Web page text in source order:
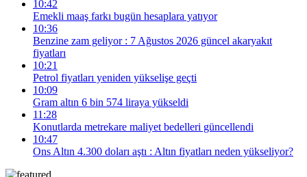
10:42
Emekli maaş farkı bugün hesaplara yatıyor
10:36
Benzine zam geliyor : 7 Ağustos 2026 güncel akaryakıt
fiyatları
10:21
Petrol fiyatları yeniden yükselişe geçti
10:09
Gram altın 6 bin 574 liraya yükseldi
11:28
Konutlarda metrekare maliyet bedelleri güncellendi
10:47
Ons Altın 4.300 doları aştı : Altın fiyatları neden yükseliyor?